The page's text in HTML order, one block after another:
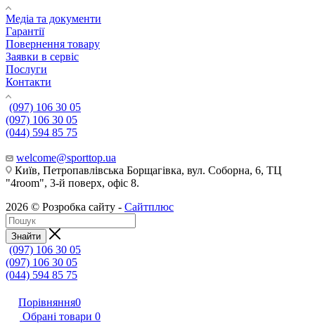
Медіа та документи
Гарантії
Повернення товару
Заявки в сервіс
Послуги
Контакти
(097) 106 30 05
(097) 106 30 05
(044) 594 85 75
welcome@sporttop.ua
Київ, Петропавлівська Борщагівка, вул. Соборна, 6, ТЦ
"4room", 3-й поверх, офіс 8.
2026 © Розробка сайту - Сайтплюс
Знайти
(097) 106 30 05
(097) 106 30 05
(044) 594 85 75
Порівняння0
Обрані товари 0